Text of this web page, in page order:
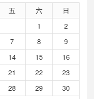
五 六
日
1
2
7 8
9
14 15
16
21 22
23
28 29
30